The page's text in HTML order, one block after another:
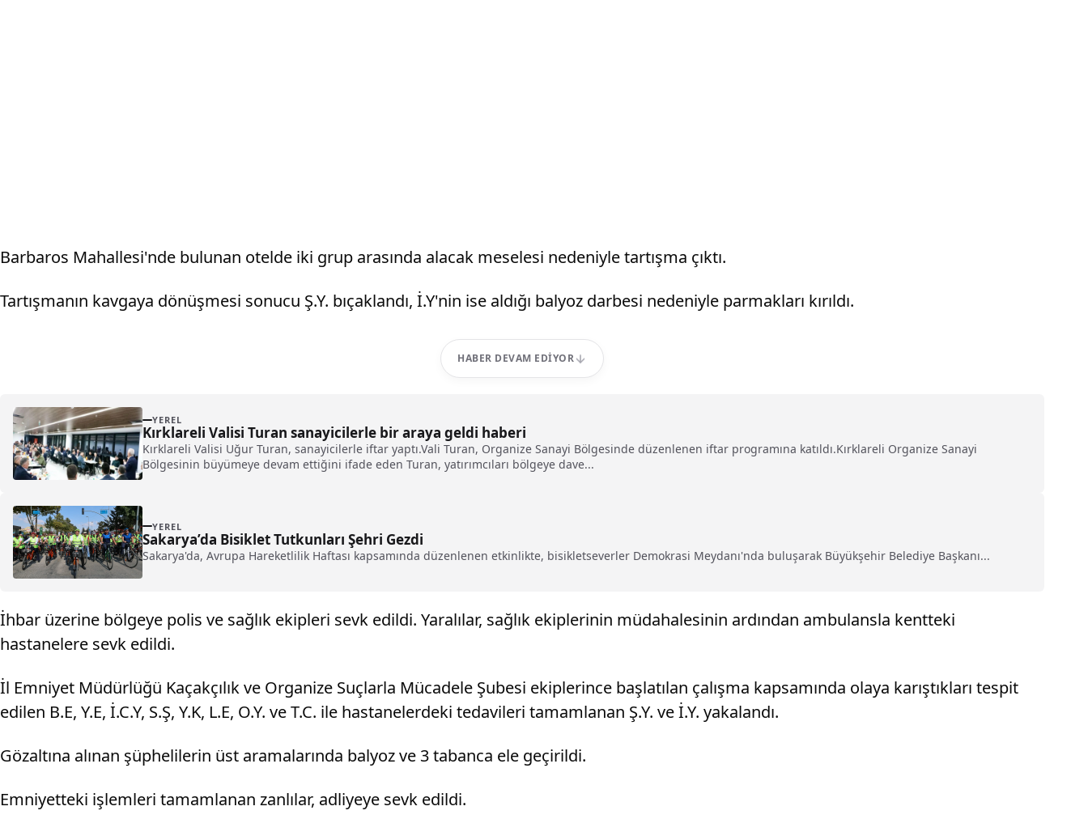
Barbaros Mahallesi'nde bulunan otelde iki grup arasında alacak meselesi nedeniyle tartışma çıktı.
Tartışmanın kavgaya dönüşmesi sonucu Ş.Y. bıçaklandı, İ.Y'nin ise aldığı balyoz darbesi nedeniyle parmakları kırıldı.
HABER DEVAM EDIYOR
YEREL
Kırklareli Valisi Turan sanayicilerle bir araya geldi haberi
Kırklareli Valisi Uğur Turan, sanayicilerle iftar yaptı.Vali Turan, Organize Sanayi Bölgesinde düzenlenen iftar programına katıldı.Kırklareli Organize Sanayi
Bölgesinin büyümeye devam ettiğini ifade eden Turan, yatırımcıları bölgeye dave...
YEREL
Sakarya’da Bisiklet Tutkunları Şehri Gezdi
Sakarya'da, Avrupa Hareketlilik Haftası kapsamında düzenlenen etkinlikte, bisikletseverler Demokrasi Meydanı'nda buluşarak Büyükşehir Belediye Başkanı...
İhbar üzerine bölgeye polis ve sağlık ekipleri sevk edildi. Yaralılar, sağlık ekiplerinin müdahalesinin ardından ambulansla kentteki
hastanelere sevk edildi.
İl Emniyet Müdürlüğü Kaçakçılık ve Organize Suçlarla Mücadele Şubesi ekiplerince başlatılan çalışma kapsamında olaya karıştıkları tespit
edilen B.E, Y.E, İ.C.Y, S.Ş, Y.K, L.E, O.Y. ve T.C. ile hastanelerdeki tedavileri tamamlanan Ş.Y. ve İ.Y. yakalandı.
Gözaltına alınan şüphelilerin üst aramalarında balyoz ve 3 tabanca ele geçirildi.
Emniyetteki işlemleri tamamlanan zanlılar, adliyeye sevk edildi.